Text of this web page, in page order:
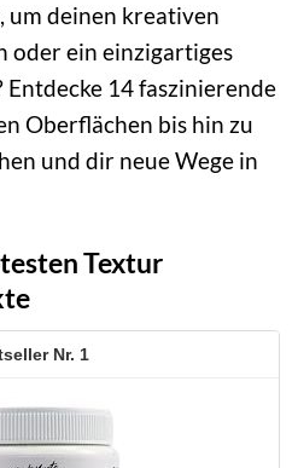
um deinen kreativen
oder ein einzigartiges
14 faszinierende
Oberflächen bis hin zu
und dir neue Wege in
Textur
1